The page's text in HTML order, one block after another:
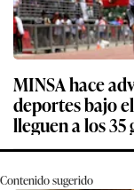
MINSA hace
deportes bajo
lleguen a los 35
Contenido sugerido